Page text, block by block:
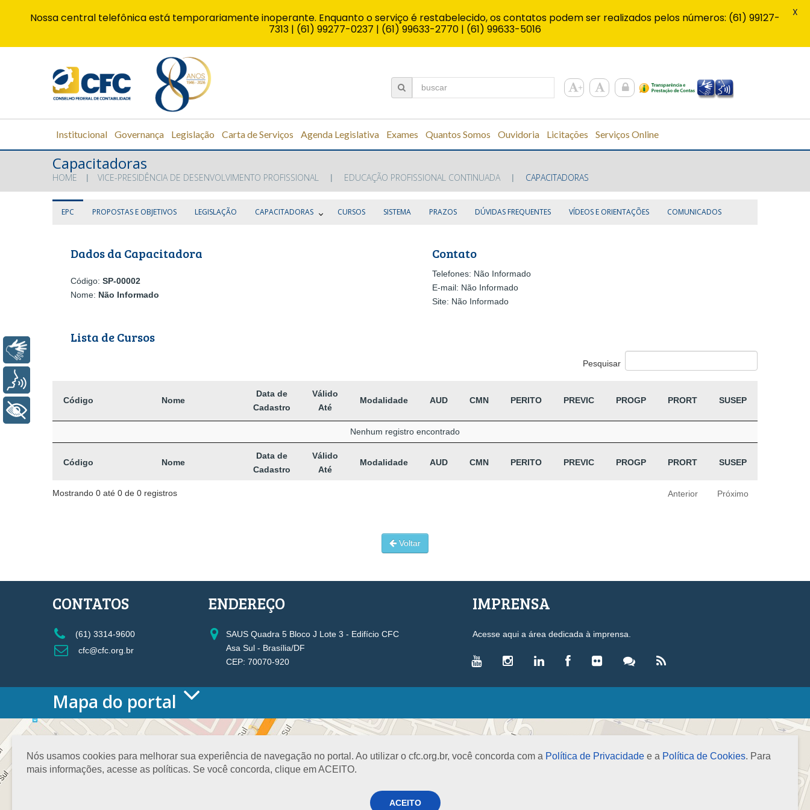
Institucional Governança Legislação Carta de Serviços Agenda Legislativa Exames Quantos Somos Ouvidoria Licitações Serviços Online
Capacitadoras
HOME VICE-PRESIDÊNCIA DE DESENVOLVIMENTO PROFISSIONAL EDUCAÇÃO PROFISSIONAL CONTINUADA CAPACITADORAS
EPC PROPOSTAS E OBJETIVOS LEGISLAÇÃO CAPACITADORAS CURSOS SISTEMA PRAZOS DÚVIDAS FREQUENTES VÍDEOS E ORIENTAÇÕES COMUNICADOS
Dados da Capacitadora
Código: SP-00002
Nome: Não Informado
Contato
Telefones: Não Informado
E-mail: Não Informado
Site: Não Informado
Lista de Cursos
Pesquisar
Código Nome
Data de
Cadastro
Válido
Até
Modalidade AUD CMN PERITO PREVIC PROGP PRORT SUSEP
Nenhum registro encontrado
Código Nome
Data de
Cadastro
Válido
Até
Modalidade AUD CMN PERITO PREVIC PROGP PRORT SUSEP
Mostrando 0 até 0 de 0 registros Anterior Próximo
Voltar
Nós usamos cookies para melhorar sua experiência de navegação no portal. Ao utilizar o cfc.org.br, você concorda com a Política de Privacidade e a Política de Cookies. Para
mais informações, acesse as políticas. Se você concorda, clique em ACEITO.
ACEITO
CONTATOS
(61) 3314-9600
cfc@cfc.org.br
ENDEREÇO
SAUS Quadra 5 Bloco J Lote 3 - Edifício CFC
Asa Sul - Brasília/DF
CEP: 70070-920
IMPRENSA
Acesse aqui a área dedicada à imprensa.
Mapa do portal
HOME
O CONSELHO
Conselho Diretor
Nossa Sede
Planejamento
VICE-PRESIDÊNCIAS
Administrativa
Controle Interno
Desenvolvimento Profissional
Fiscalização, Ética e Disciplina
LEGISLAÇÃO
Leis
Decretos-Lei
Nossa central telefônica está temporariamente inoperante. Enquanto o serviço é restabelecido, os contatos podem ser realizados pelos números: (61) 99127-
7313 | (61) 99277-0237 | (61) 99633-2770 | (61) 99633-5016
X